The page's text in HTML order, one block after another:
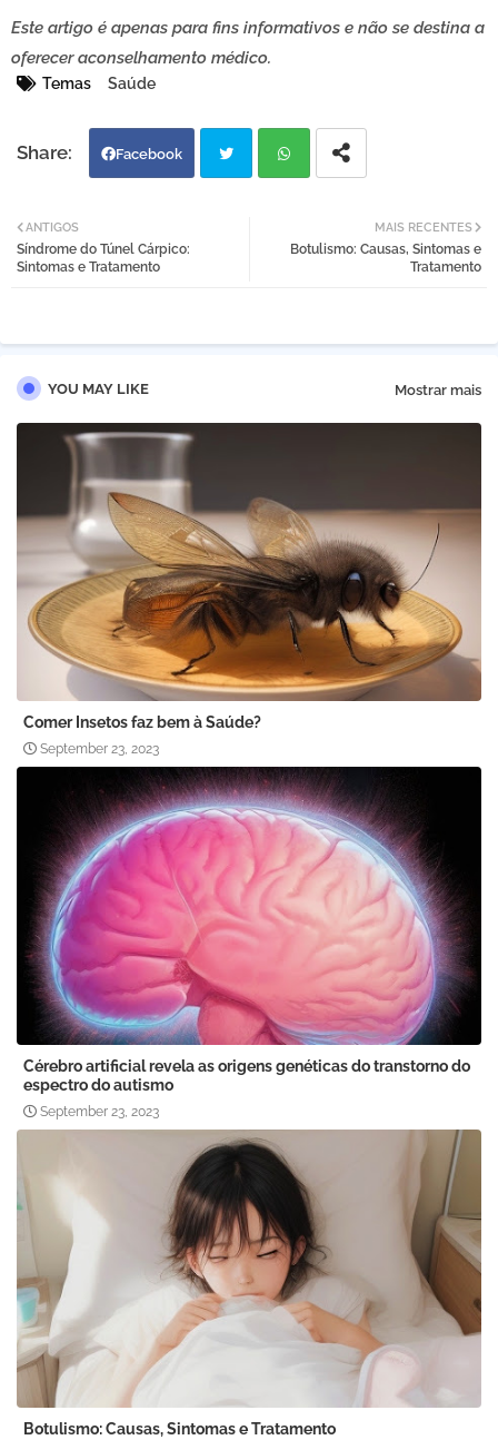
Este artigo é apenas para fins informativos e não se destina a
oferecer aconselhamento médico.
Temas Saúde
Facebook
atsa
MAIS RECENTES
Botulismo: Causas, Sintomas e
Tratamento
ANTIGOS
Síndrome do Túnel Cárpico:
Sintomas e Tratamento
YOU MAY LIKE Mostrar mais
Comer Insetos faz bem à Saúde?
September 23, 2023
Cérebro artificial revela as origens genéticas do transtorno do
espectro do autismo
September 23, 2023
Botulismo: Causas, Sintomas e Tratamento